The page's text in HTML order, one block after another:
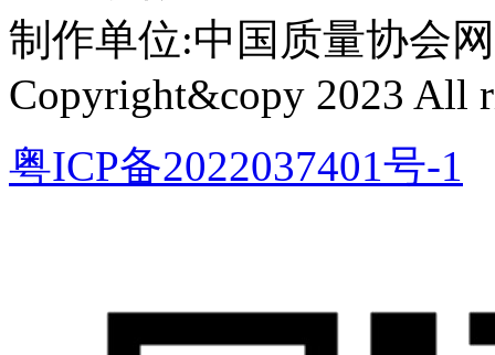
制作单位:中国质量协会
Copyright&copy 2023 All
粤ICP备2022037401号-1